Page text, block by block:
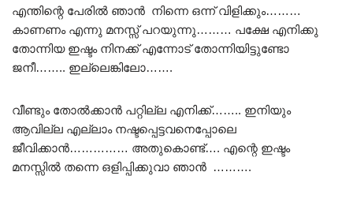
എന്തിന്റെ പേരിൽ ഞാൻ നിന്നെ ഒന്ന് വിളിക്കും………
കാണണം എന്നു മനസ്സ് പറയുന്നു……… പക്ഷേ എനിക്കു
തോന്നിയ ഇഷ്ടം നിനക്ക് എന്നോട് തോന്നിയിട്ടുണ്ടോ
ജനീ…….. ഇല്ലെങ്കിലോ…….
വീണ്ടും തോൽക്കാൻ പറ്റില്ല എനിക്ക്…….. ഇനിയും
ആവില്ല എല്ലാം നഷ്ടപ്പെട്ടവനെപ്പോലെ
ജീവിക്കാൻ…………… അതുകൊണ്ട്…. എന്റെ ഇഷ്ടം
മനസ്സിൽ തന്നെ ഒളിപ്പിക്കുവാ ഞാൻ ……….